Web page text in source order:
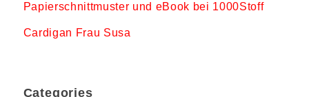
Papierschnittmuster und eBook bei 1000Stoff
Cardigan Frau Susa
Categories